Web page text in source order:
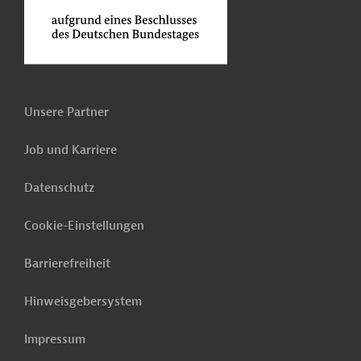
Unsere Partner
Job und Karriere
Datenschutz
Cookie-Einstellungen
Barrierefreiheit
Hinweisgebersystem
Impressum